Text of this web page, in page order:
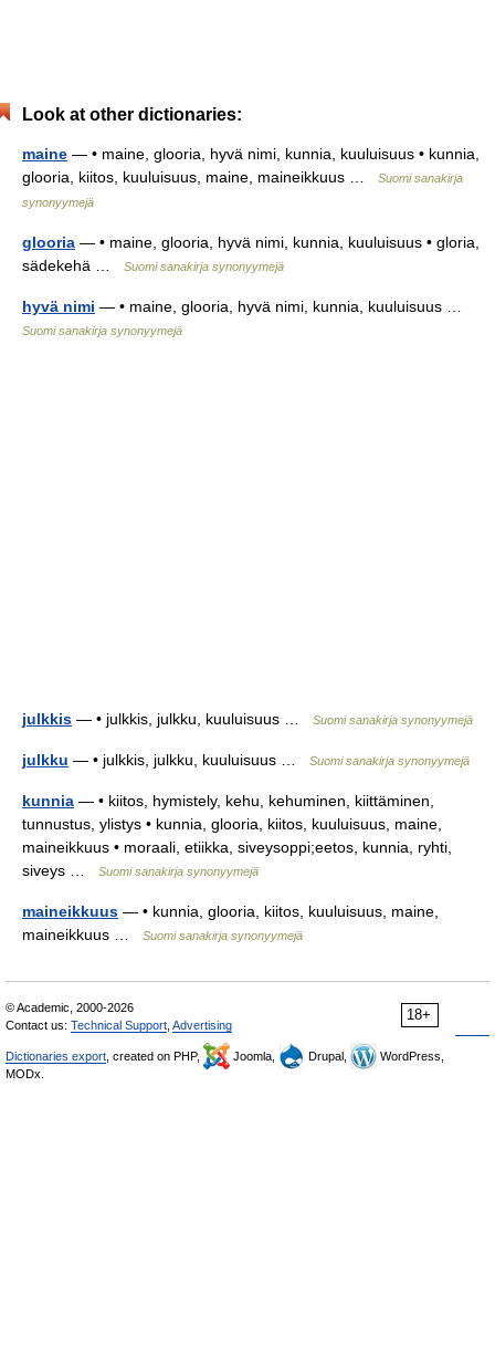
Look at other dictionaries:
maine — • maine, glooria, hyvä nimi, kunnia, kuuluisuus • kunnia,
glooria, kiitos, kuuluisuus, maine, maineikkuus …
Suomi sanakirja
synonyymejä
glooria — • maine, glooria, hyvä nimi, kunnia, kuuluisuus • gloria,
sädekehä …
Suomi sanakirja synonyymejä
hyvä nimi — • maine, glooria, hyvä nimi, kunnia, kuuluisuus …
Suomi sanakirja synonyymejä
julkkis — • julkkis, julkku, kuuluisuus … Suomi sanakirja synonyymejä
julkku — • julkkis, julkku, kuuluisuus … Suomi sanakirja synonyymejä
kunnia — • kiitos, hymistely, kehu, kehuminen, kiittäminen,
tunnustus, ylistys • kunnia, glooria, kiitos, kuuluisuus, maine,
maineikkuus • moraali, etiikka, siveysoppi;eetos, kunnia, ryhti,
siveys …
Suomi sanakirja synonyymejä
maineikkuus — • kunnia, glooria, kiitos, kuuluisuus, maine,
maineikkuus …
Suomi sanakirja synonyymejä
18+
© Academic, 2000-2026
Contact us: Technical Support Advertising
Dictionaries export , created on PHP, Joomla, Drupal,
WordPress,
MODx.